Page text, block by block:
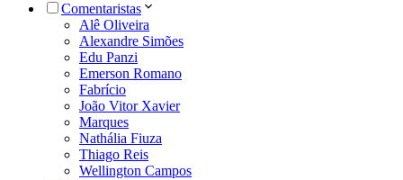
Comentaristas
Alê Oliveira
Alexandre Simões
Edu Panzi
Emerson Romano
Fabrício
João Vitor Xavier
Marques
Nathália Fiuza
Thiago Reis
Wellington Campos